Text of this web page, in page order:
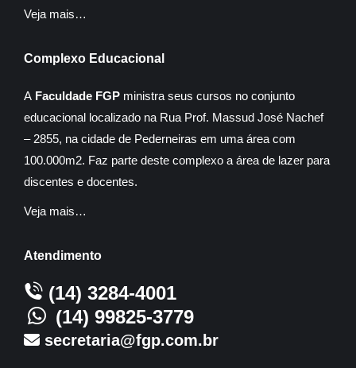
Veja mais…
Complexo Educacional
A Faculdade FGP ministra seus cursos no conjunto
educacional localizado na Rua Prof. Massud José Nachef
– 2855, na cidade de Pederneiras em uma área com
100.000m2. Faz parte deste complexo a área de lazer para
discentes e docentes.
Veja mais…
Atendimento
(14) 3284-4001
(14) 99825-3779
secretaria@fgp.com.br